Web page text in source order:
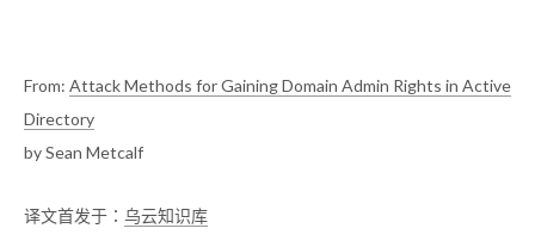
From: Attack Methods for Gaining Domain Admin Rights in Active
Directory
by Sean Metcalf
译文首发于： 乌云知识库